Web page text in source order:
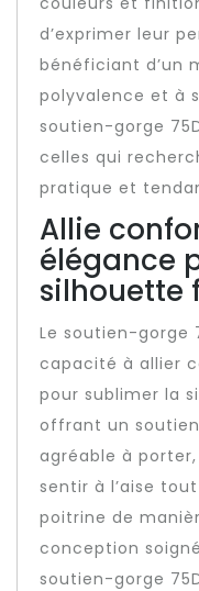
d’exprimer leur
bénéficiant d’un
polyvalence et à
soutien-gorge
celles qui
pratique et
Allie
élégance
silhouette
Le soutien-gorge
capacité à allier
pour sublimer la
offrant un
agréable à
sentir à l’aise
poitrine de
conception
soutien-gorge